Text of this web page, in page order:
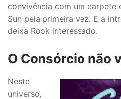
convivência com um carpete
Sun pela primeira vez. E a
deixa Rook interessado.
O Consórcio não
Neste
universo,